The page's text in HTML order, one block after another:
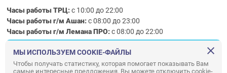
Часы работы ТРЦ:с 10:00 до 22:00
Часы работы г/м Ашан:с 08:00 до 23:00
Часы работыг/мЛемана ПРО:с 08:00 до 22:00
Правила посещения ТРЦ «Акварель»
МЫ ИСПОЛЬЗУЕМ COOKIE-ФАЙЛЫ
Чтобы получать статистику, которая помогает показывать Вам
самые интересные предложения. Вы можете отключить cookie-